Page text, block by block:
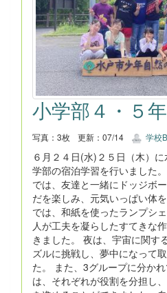
小学部４・５
写真：3枚 更新：07/14 学校
６月２４日(水)２５日（木）
学部の宿泊学習を行いまし
では、友達と一緒にドッジボ
だを楽しみ、元気いっぱい体
では、和紙を使ったランプシ
人が工夫を凝らしたすてきな
きました。 夜は、宇宙に関す
ズルに挑戦し、夢中になって
た。 また、3グループに分か
は、それぞれが役割を分担し